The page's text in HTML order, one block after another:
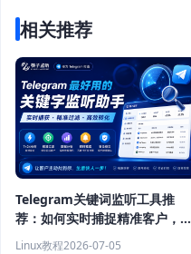
相关推荐
Telegram关键词监听工具推
荐：如何实时捕捉精准客户，提
高获客效率？
Linux教程2026-07-05